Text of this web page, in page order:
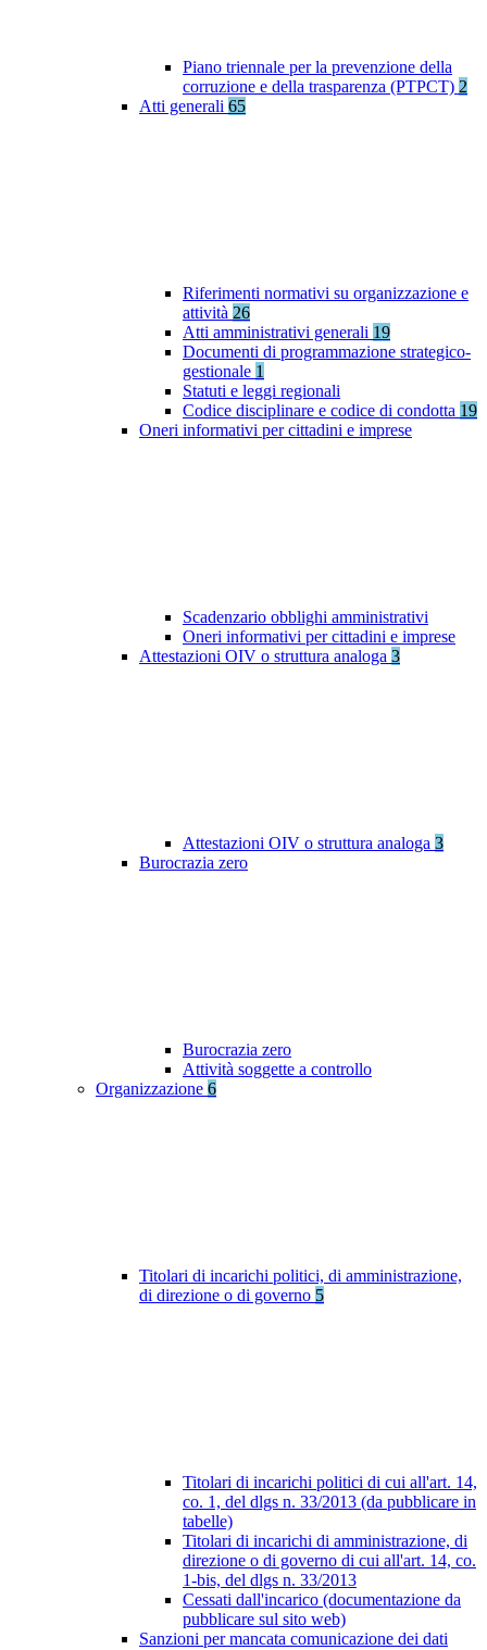
Piano triennale per la prevenzione della
corruzione e della trasparenza (PTPCT) 2
Atti generali 65
Riferimenti normativi su organizzazione e
attività 26
Atti amministrativi generali 19
Documenti di programmazione strategico-
gestionale 1
Statuti e leggi regionali
Codice disciplinare e codice di condotta 19
Oneri informativi per cittadini e imprese
Scadenzario obblighi amministrativi
Oneri informativi per cittadini e imprese
Attestazioni OIV o struttura analoga 3
Attestazioni OIV o struttura analoga 3
Burocrazia zero
Burocrazia zero
Attività soggette a controllo
Organizzazione 6
Titolari di incarichi politici, di amministrazione,
di direzione o di governo 5
Titolari di incarichi politici di cui all'art. 14,
co. 1, del dlgs n. 33/2013 (da pubblicare in
tabelle)
Titolari di incarichi di amministrazione, di
direzione o di governo di cui all'art. 14, co.
1-bis, del dlgs n. 33/2013
Cessati dall'incarico (documentazione da
pubblicare sul sito web)
Sanzioni per mancata comunicazione dei dati